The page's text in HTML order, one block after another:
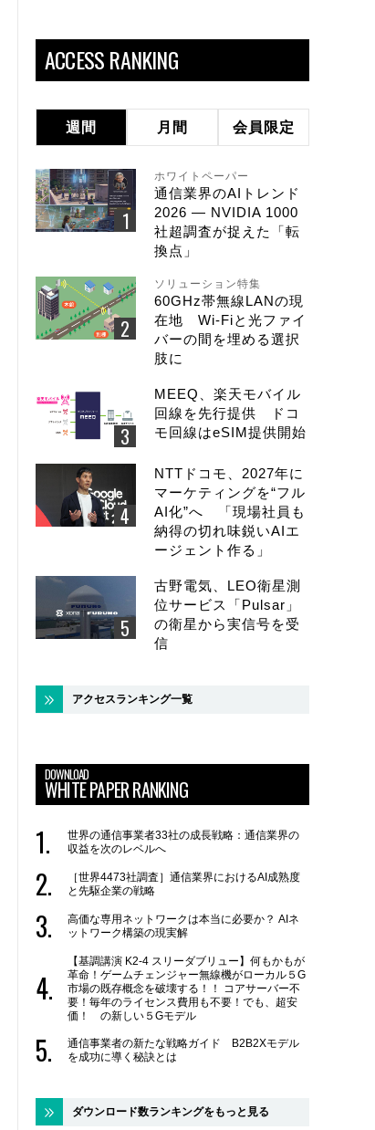
ACCESS RANKING
週間 月間 会員限定
ホワイトペーパー
通信業界のAIトレンド
2026 ― NVIDIA 1000
社超調査が捉えた「転
換点」
ソリューション特集
60GHz帯無線LANの現
在地 Wi-Fiと光ファイ
バーの間を埋める選択
肢に
MEEQ、楽天モバイル
回線を先行提供 ドコ
モ回線はeSIM提供開始
NTTドコモ、2027年に
マーケティングを“フル
AI化”へ 「現場社員も
納得の切れ味鋭いAIエ
ージェント作る」
古野電気、LEO衛星測
位サービス「Pulsar」
の衛星から実信号を受
信
アクセスランキング一覧
DOWNLOAD
WHITE PAPER RANKING
世界の通信事業者33社の成長戦略：通信業界の
収益を次のレベルへ
［世界4473社調査］通信業界におけるAI成熟度
と先駆企業の戦略
高価な専用ネットワークは本当に必要か？ AIネ
ットワーク構築の現実解
【基調講演 K2-4 スリーダブリュー】何もかもが
革命！ゲームチェンジャー無線機がローカル５G
市場の既存概念を破壊する！！ コアサーバー不
要！毎年のライセンス費用も不要！でも、超安
価！ の新しい５Gモデル
通信事業者の新たな戦略ガイド B2B2Xモデル
を成功に導く秘訣とは
ダウンロード数ランキングをもっと見る